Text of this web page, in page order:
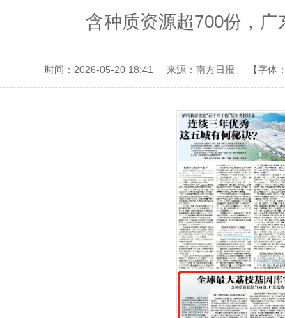
含种质资源超700份，
时间：2026-05-20 18:41 来源：南方日报 【字体：